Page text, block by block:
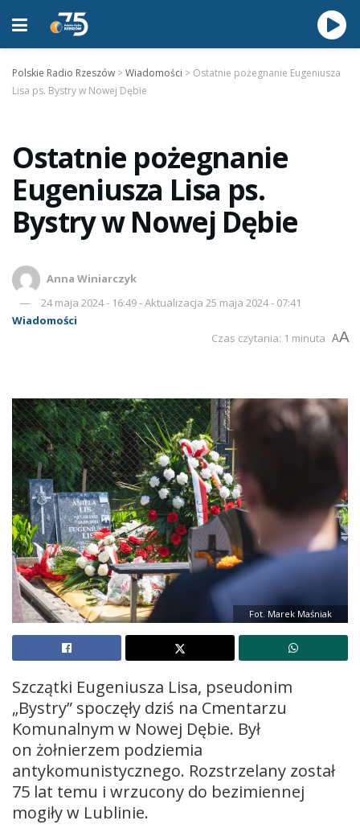
Polskie Radio Rzeszów >Wiadomości > Ostatnie pożegnanie Eugeniusza
Lisa ps. Bystry w Nowej Dębie
Ostatnie pożegnanie
Eugeniusza Lisa ps.
Bystry w Nowej Dębie
Anna Winiarczyk
24 maja 2024 - 16:49 - Aktualizacja 25 maja 2024 - 07:41
Wiadomości
Czas czytania: 1 minuta AA
Fot. Marek Maśniak
Szczątki Eugeniusza Lisa, pseudonim
„Bystry” spoczęły dziś na Cmentarzu
Komunalnym w Nowej Dębie. Był
on żołnierzem podziemia
antykomunistycznego. Rozstrzelany został
75 lat temu i wrzucony do bezimiennej
mogiły w Lublinie.